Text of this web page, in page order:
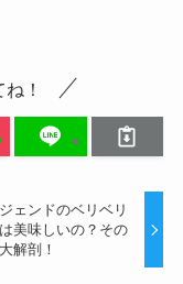
！
ェンドのベリベリ
美味しいの？その
解剖！